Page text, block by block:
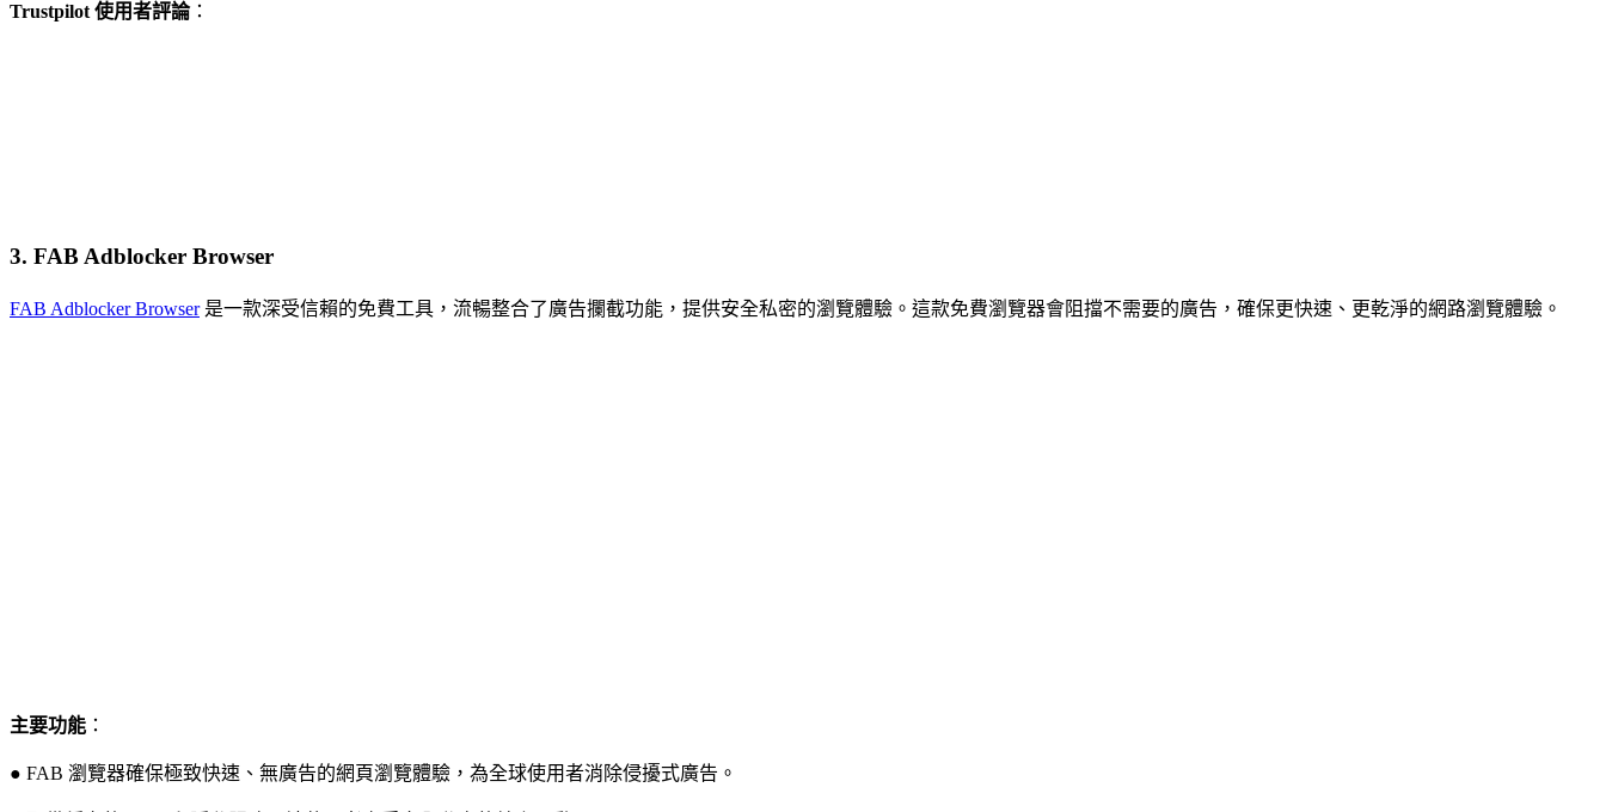
Trustpilot 使用者評論：
3. FAB Adblocker Browser
FAB Adblocker Browser是一款深受信賴的免費工具，流暢整合了廣告攔截功能，提供安全私密的瀏覽體驗。這款免費瀏覽器會阻擋不需要的廣告，確保更快速、更乾淨的網路瀏覽體驗。
主要功能 ：
● FAB 瀏覽器確保極致快速、無廣告的網頁瀏覽體驗，為全球使用者消除侵擾式廣告。